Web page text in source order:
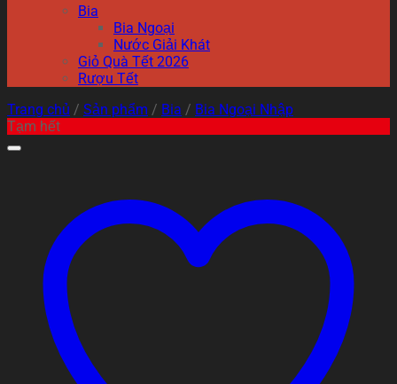
Bia
Bia Ngoại
Nước Giải Khát
Giỏ Quà Tết 2026
Rượu Tết
Trang chủ / Sản phẩm / Bia / Bia Ngoại Nhập
Tạm hết